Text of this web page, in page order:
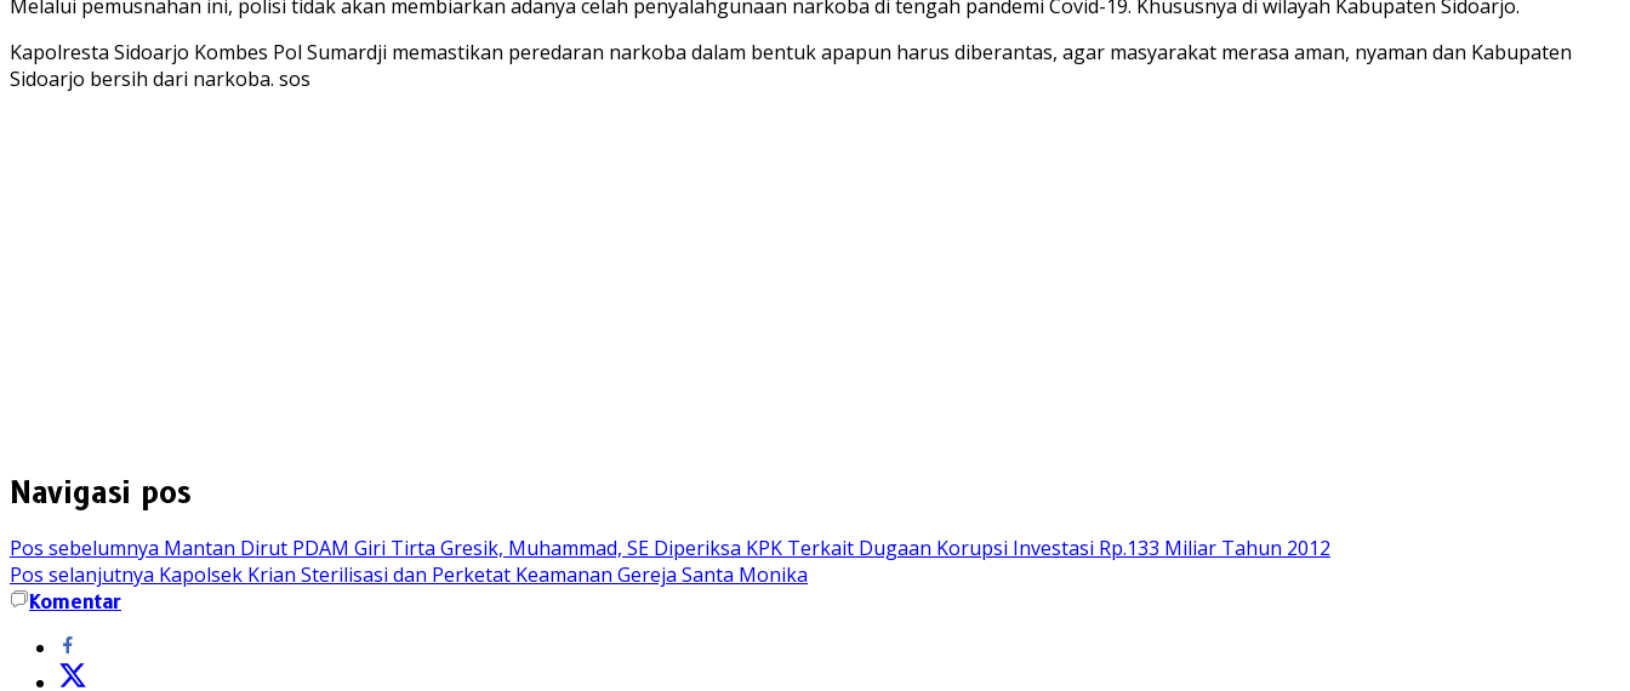
Melalui pemusnahan ini, polisi tidak akan membiarkan adanya celah penyalahgunaan narkoba di tengah pandemi Covid-19. Khususnya di wilayah Kabupaten Sidoarjo.
Kapolresta Sidoarjo Kombes Pol Sumardji memastikan peredaran narkoba dalam bentuk apapun harus diberantas, agar masyarakat merasa aman, nyaman dan Kabupaten
Sidoarjo bersih dari narkoba. sos
Navigasi pos
Pos sebelumnya Mantan Dirut PDAM Giri Tirta Gresik, Muhammad, SE Diperiksa KPK Terkait Dugaan Korupsi Investasi Rp.133 Miliar Tahun 2012
Pos selanjutnya Kapolsek Krian Sterilisasi dan Perketat Keamanan Gereja Santa Monika
Komentar